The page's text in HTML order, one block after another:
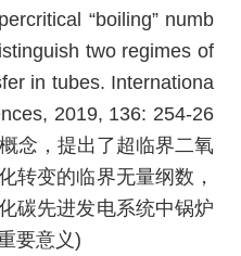
“boiling” numb
two regimes of
in tubes. Internationa
2019, 136: 254-26
念，提出了超临界二氧
转变的临界无量纲数，
碳先进发电系统中锅炉
要意义)